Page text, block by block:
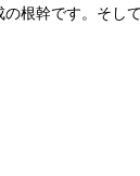
幹です。そし